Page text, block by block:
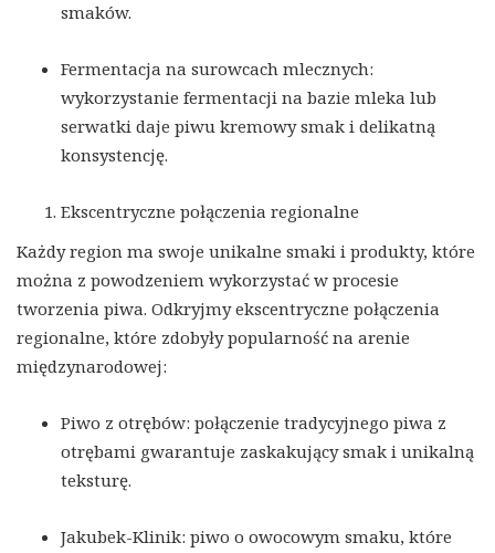
smaków.
Fermentacja na surowcach mlecznych:
wykorzystanie fermentacji na bazie mleka lub
serwatki daje piwu kremowy smak i delikatną
konsystencję.
Ekscentryczne połączenia regionalne
Każdy region ma swoje unikalne smaki i produkty, które
można z powodzeniem wykorzystać w procesie
tworzenia piwa. Odkryjmy ekscentryczne połączenia
regionalne, które zdobyły popularność na arenie
międzynarodowej:
Piwo z otrębów: połączenie tradycyjnego piwa z
otrębami gwarantuje zaskakujący smak i unikalną
teksturę.
Jakubek-Klinik: piwo o owocowym smaku, które